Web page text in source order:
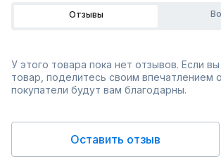
Отзывы
У этого товара пока нет отзывов. Если
товар, поделитесь своим впечатлением
покупатели будут вам благодарны.
Оставить отзыв